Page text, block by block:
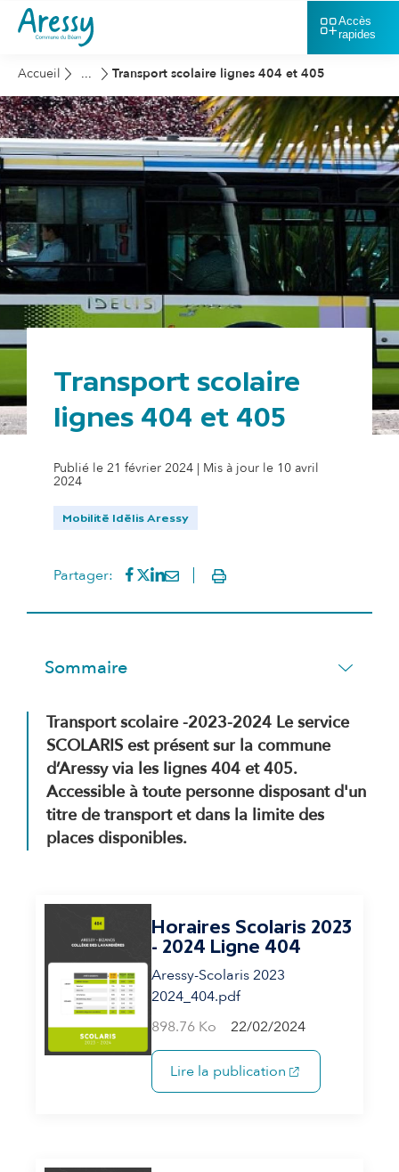
Accès
rapides
Accueil ... Transport scolaire lignes 404 et 405
Transport scolaire
lignes 404 et 405
Publié le 21 février 2024 | Mis à jour le 10 avril
2024
Mobilité Idélis Aressy
Partager: Partager sur Facebook
(s'ouvre dans un nouvel onglet)
Partager sur Twitter
(s'ouvre dans un nouvel onglet)
Partager sur LinkedIn
(s'ouvre dans un nouvel onglet)
Partager par mail
(s'ouvre dans un nouvel
Imprimer
Sommaire
Transport scolaire -2023-2024 Le service
SCOLARIS est présent sur la commune
d’Aressy via les lignes 404 et 405.
Accessible à toute personne disposant d'un
titre de transport et dans la limite des
places disponibles.
Horaires Scolaris 2023
- 2024 Ligne 404
Aressy-Scolaris 2023
2024_404.pdf
898.76 Ko
22/02/2024
Lire la publication (s'ouvre dans